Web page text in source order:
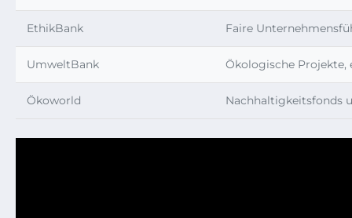
EthikBank Faire
UmweltBank Ökologische Projekte,
Ökoworld Nachhaltigkeitsfonds